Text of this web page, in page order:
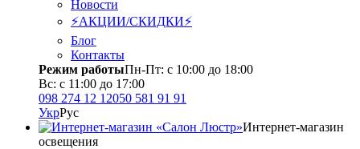
Новости
⚡АКЦИИ/СКИДКИ⚡
Блог
Контакты
Режим работыПн-Пт: с 10:00 до 18:00
Вс: с 11:00 до 17:00
098 274 12 12050 581 91 91
УкрРус
Интернет-магазин
освещения